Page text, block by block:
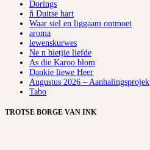
Dorings
ñ Duitse hart
Waar siel en liggaam ontmoet
aroma
lewenskurwes
Ne n bietjie liefde
As die Karoo blom
Dankie liewe Heer
Augustus 2026 – Aanhalingsprojek
Tabo
TROTSE BORGE VAN INK